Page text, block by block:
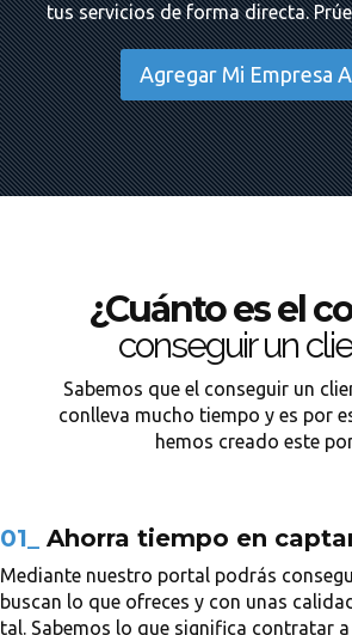
tus servicios de forma directa.
Agregar Mi Empresa
¿Cuánto es el
conseguir un
Sabemos que el conseguir un
conlleva mucho tiempo y es por
hemos creado este
01_ Ahorra tiempo en
Mediante nuestro portal podrás
buscan lo que ofreces y con unas
tal. Sabemos lo que significa contratar